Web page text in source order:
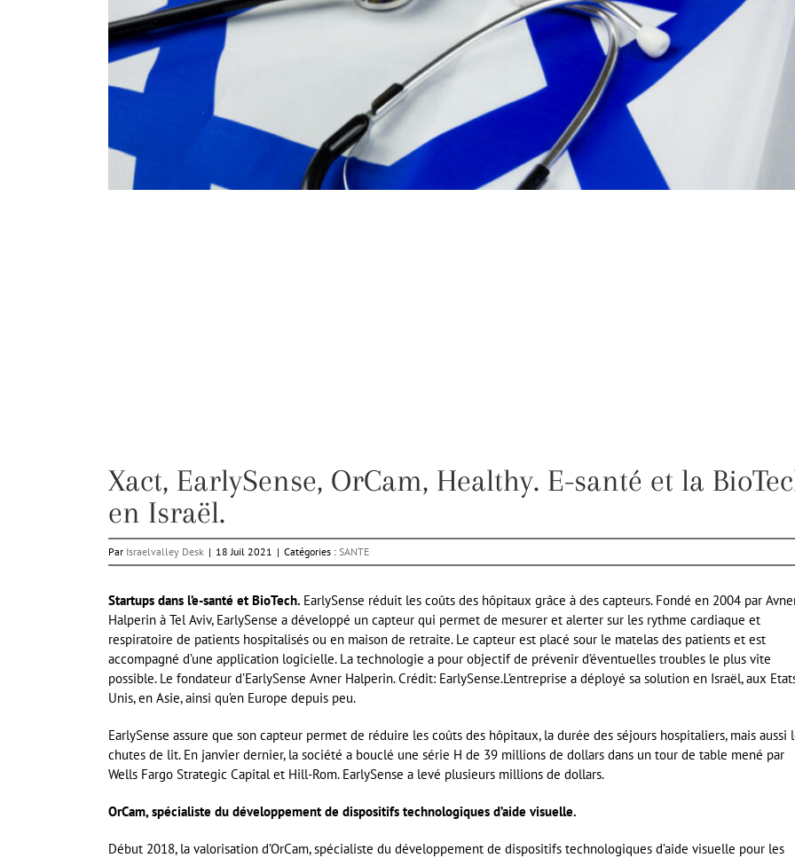
Xact, EarlySense, OrCam, Healthy. E-santé et la
en Israël.
Par Israelvalley Desk | 18 Juil 2021 | Catégories : SANTE
Startups dans l’e-santé et BioTech. EarlySense réduit les coûts des hôpitaux grâce à des capteurs. Fondé en 2004 par
Halperin à Tel Aviv, EarlySense a développé un capteur qui permet de mesurer et alerter sur les rythme cardiaque et
respiratoire de patients hospitalisés ou en maison de retraite. Le capteur est placé sour le matelas des patients et est
accompagné d’une application logicielle. La technologie a pour objectif de prévenir d’éventuelles troubles le plus vite
possible. Le fondateur d’EarlySense Avner Halperin. Crédit: EarlySense.L’entreprise a déployé sa solution en Israël, aux
Unis, en Asie, ainsi qu’en Europe depuis peu.
EarlySense assure que son capteur permet de réduire les coûts des hôpitaux, la durée des séjours hospitaliers, mais aussi
chutes de lit. En janvier dernier, la société a bouclé une série H de 39 millions de dollars dans un tour de table mené par
Wells Fargo Strategic Capital et Hill-Rom. EarlySense a levé plusieurs millions de dollars.
OrCam, spécialiste du développement de dispositifs technologiques d’aide visuelle.
Début 2018, la valorisation d’OrCam, spécialiste du développement de dispositifs technologiques d’aide visuelle pour les